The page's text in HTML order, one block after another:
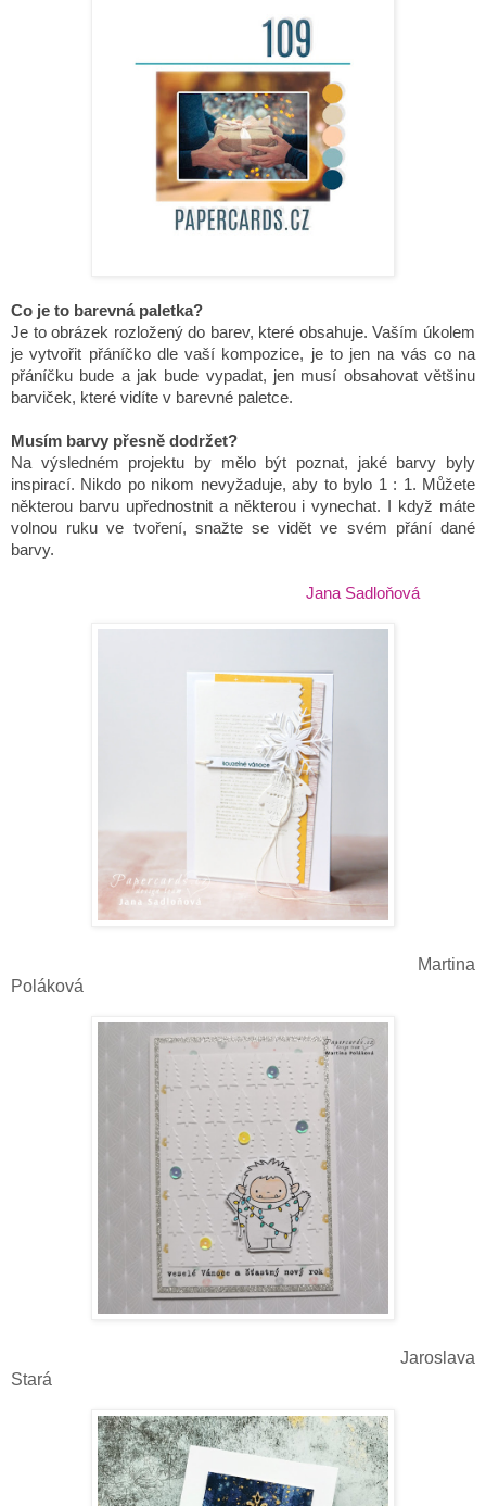
Co je to barevná paletka?
Je to obrázek rozložený do barev, které obsahuje. Vaším úkolem
je vytvořit přáníčko dle vaší kompozice, je to jen na vás co na
přáníčku bude a jak bude vypadat, jen musí obsahovat většinu
barviček, které vidíte v barevné paletce.
Musím barvy přesně dodržet?
Na výsledném projektu by mělo být poznat, jaké barvy byly
inspirací. Nikdo po nikom nevyžaduje, aby to bylo 1 : 1. Můžete
některou barvu upřednostnit a některou i vynechat. I když máte
volnou ruku ve tvoření, snažte se vidět ve svém přání dané
barvy.
Jana Sadloňová
Martina
Poláková
Jaroslava
Stará